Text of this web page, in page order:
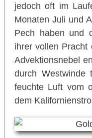
jedoch oft im
Monaten Juli und
Pech haben und
ihrer vollen Pracht
Advektionsnebel
durch Westwinde
feuchte Luft vom
dem